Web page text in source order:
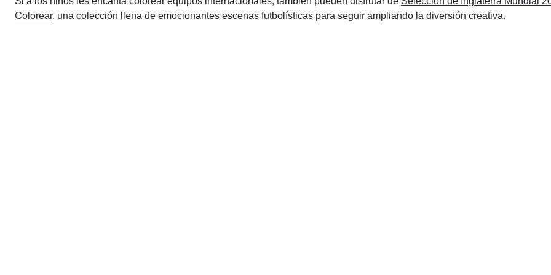
Colorear, una colección llena de emocionantes escenas futbolísticas para seguir ampliando la diversión creativa.